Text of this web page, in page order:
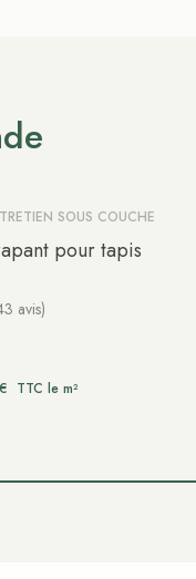
SOUS COUCHE
pour tapis
avis)
€ TTC le m²